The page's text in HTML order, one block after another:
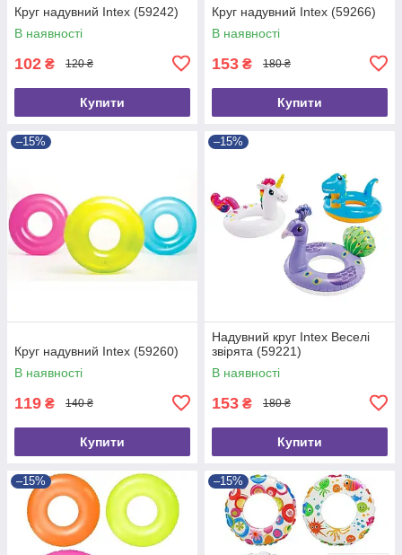
Круг надувний Intex (59242)
В наявності
102 ₴ 120 ₴
Купити
Круг надувний Intex (59266)
В наявності
153 ₴ 180 ₴
Купити
–15%
Круг надувний Intex (59260)
В наявності
119 ₴ 140 ₴
Купити
–15%
Надувний круг Intex Веселі
звірята (59221)
В наявності
153 ₴ 180 ₴
Купити
–15% –15%